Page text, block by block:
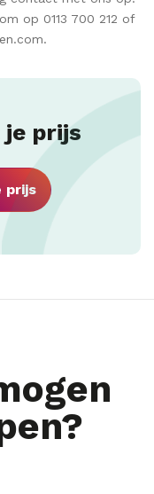
op 0113 700 212 of
prijs
prijs